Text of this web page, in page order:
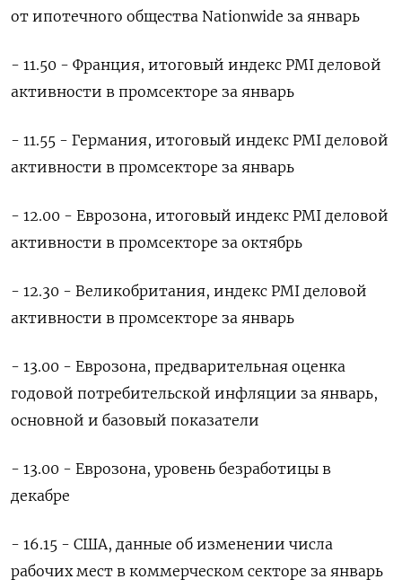
от ипотечного общества Nationwide за январь
- 11.50 - Франция, итоговый индекс PMI деловой
активности в промсекторе за январь
- 11.55 - Германия, итоговый индекс PMI деловой
активности в промсекторе за январь
- 12.00 - Еврозона, итоговый индекс PMI деловой
активности в промсекторе за октябрь
- 12.30 - Великобритания, индекс PMI деловой
активности в промсекторе за январь
- 13.00 - Еврозона, предварительная оценка
годовой потребительской инфляции за январь,
основной и базовый показатели
- 13.00 - Еврозона, уровень безработицы в
декабре
- 16.15 - США, данные об изменении числа
рабочих мест в коммерческом секторе за январь